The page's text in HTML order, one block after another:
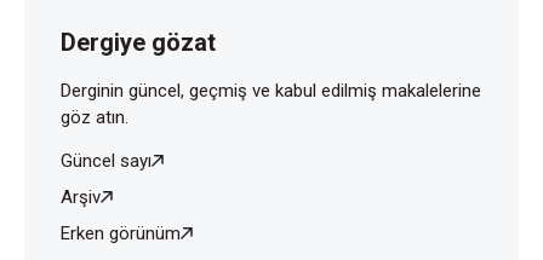
Dergiye gözat
Derginin güncel, geçmiş ve kabul edilmiş makalelerine
göz atın.
Güncel sayı
Arşiv
Erken görünüm